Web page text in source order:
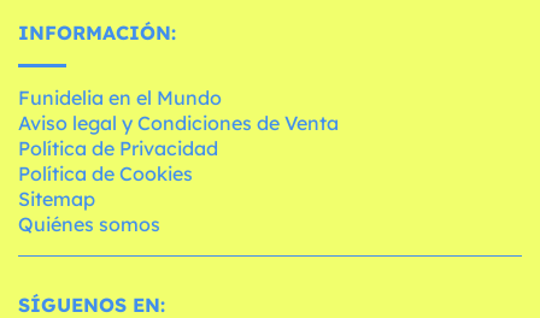
INFORMACIÓN:
Funidelia en el Mundo
Aviso legal y Condiciones de Venta
Política de Privacidad
Política de Cookies
Sitemap
Quiénes somos
SÍGUENOS EN: